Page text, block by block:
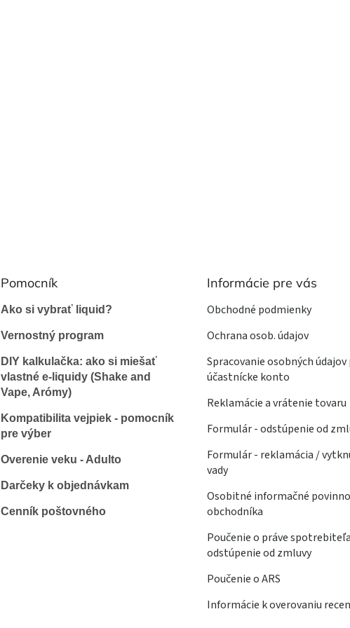
Pomocník
Ako si vybrať liquid?
Vernostný program
DIY kalkulačka: ako si miešať
vlastné e-liquidy (Shake and
Vape, Arómy)
Kompatibilita vejpiek - pomocník
pre výber
Overenie veku - Adulto
Darčeky k objednávkam
Cenník poštovného
Informácie pre vás
Obchodné podmienky
Ochrana osob. údajov
Spracovanie osobných údajov
účastnícke konto
Reklamácie a vrátenie tovaru
Formulár - odstúpenie od
Formulár - reklamácia /
vady
Osobitné informačné
obchodníka
Poučenie o práve
odstúpenie od zmluvy
Poučenie o ARS
Informácie k overovaniu